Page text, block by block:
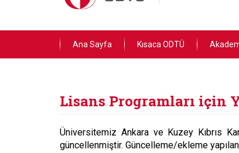
Ana Sayfa Kısaca ODTÜ
Lisans Programları için
Üniversitemiz Ankara ve Kuzey Kıbrıs
güncellenmiştir. Güncelleme/ekleme